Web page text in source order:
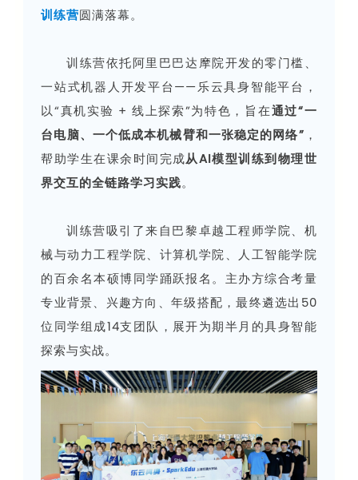
训练营圆满落幕。
训练营依托阿里巴巴达摩院开发的零门槛、
一站式机器人开发平台——乐云具身智能平台，
以“真机实验 + 线上探索”为特色，旨在通过“一
台电脑、一个低成本机械臂和一张稳定的网络” ，
帮助学生在课余时间完成从AI模型训练到物理世
界交互的全链路学习实践。
训练营吸引了来自巴黎卓越工程师学院、机
械与动力工程学院、计算机学院、人工智能学院
的百余名本硕博同学踊跃报名。 主办方综合考量
专业背景、兴趣方向、年级搭配，最终遴选出50
位同学组成14支团队，展开为期半月的具身智能
探索与实战。